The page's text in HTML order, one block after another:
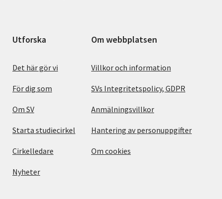
Utforska
Det här gör vi
För dig som
Om SV
Starta studiecirkel
Cirkelledare
Nyheter
Om webbplatsen
Villkor och information
SVs Integritetspolicy, GDPR
Anmälningsvillkor
Hantering av personuppgifter
Om cookies